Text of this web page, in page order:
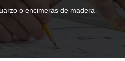
o encimeras de madera